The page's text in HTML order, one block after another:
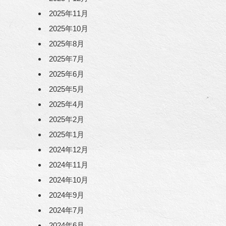
2025年11月
2025年10月
2025年8月
2025年7月
2025年6月
2025年5月
2025年4月
2025年2月
2025年1月
2024年12月
2024年11月
2024年10月
2024年9月
2024年7月